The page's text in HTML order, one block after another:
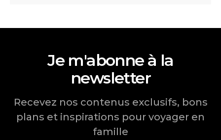
Je m'abonne à la
newsletter
Recevez nos contenus exclusifs, bons
plans et inspirations pour voyager en
famille